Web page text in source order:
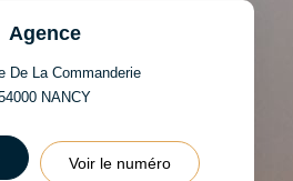
Agence
De La Commanderie
NANCY
Voir le numéro